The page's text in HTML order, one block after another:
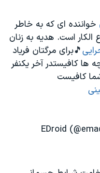
خواننده ای که به خاطر
است. هدیه به زنان
🎵برای مرگتان فریاد
کافیستدر آخر یکنفر
کافیست